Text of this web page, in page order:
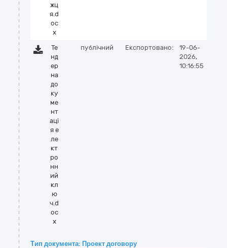
жц
я.d
oc
x
Те
нд
ер
на
до
ку
ме
нт
аці
я е
ле
кт
ро
нн
ий
кл
ю
ч.d
oc
x
публічний Експортовано:
19-06-
2026,
10:16:55
Тип документа: Проект договору